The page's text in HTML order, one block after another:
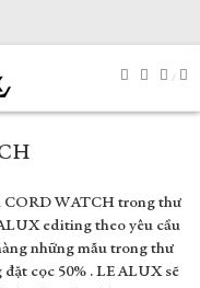
CORD WATCH trong thư
editing theo yêu cầu
những mẫu trong thư
cọc 50% . LEALUX sẽ